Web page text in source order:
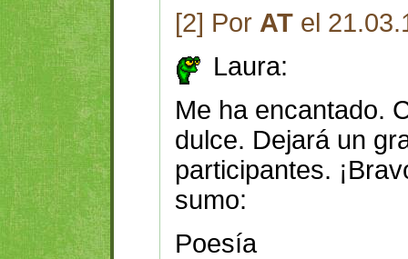
[2] Por AT el
Laura:
Me ha encantado.
dulce. Dejará un
participantes.
sumo:
Poesía